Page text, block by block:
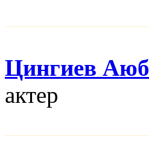
Цингиев Аюб
актер